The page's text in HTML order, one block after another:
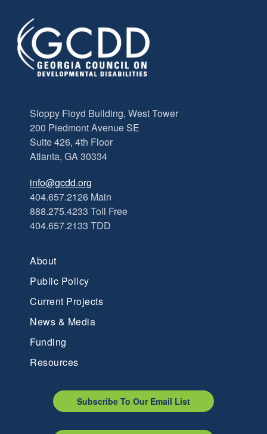
Sloppy Floyd Building, West Tower
200 Piedmont Avenue SE
Suite 426, 4th Floor
Atlanta, GA 30334
info@gcdd.org
404.657.2126 Main
888.275.4233 Toll Free
404.657.2133 TDD
About
Public Policy
Current Projects
News & Media
Funding
Resources
Subscribe To Our Email List